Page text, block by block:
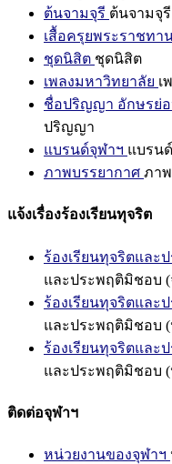
ต้นจามจุรี ต้นจามจุรี
เสื้อครุยพระราชทา
ชุดนิสิต ชุดนิสิต
เพลงมหาวิทยาลัย เ
ชื่อปริญญา อักษรย่
ปริญญา
แบรนด์จุฬาฯ แบรน
ภาพบรรยากาศ ภา
แจ้งเรื่องร้องเรียนทุจริต
ร้องเรียนทุจริตและ
และประพฤติมิชอบ (
ร้องเรียนทุจริตและ
และประพฤติมิชอบ
ร้องเรียนทุจริตและ
และประพฤติมิชอบ
ติดต่อจุฬาฯ
หน่วยงานของจุฬาฯ